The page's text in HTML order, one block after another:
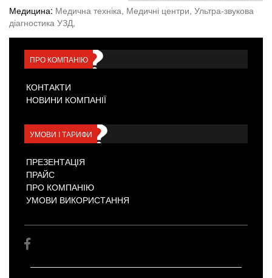
Медицина: Медична техніка, Медичні центри, Ультра-звукова
діагностика УЗД,
ПРО КОМПАНІЮ
КОНТАКТИ
НОВИНИ КОМПАНІЇ
УМОВИ І ТАРИФИ
ПРЕЗЕНТАЦІЯ
ПРАЙС
ПРО КОМПАНІЮ
УМОВИ ВИКОРИСТАННЯ